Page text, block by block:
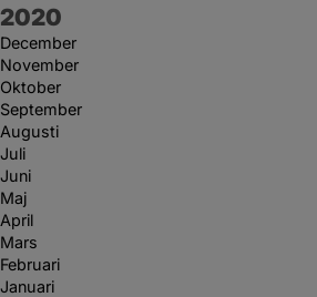
År:
2020
December
November
Oktober
September
Augusti
Juli
Juni
Maj
April
Mars
Februari
Januari